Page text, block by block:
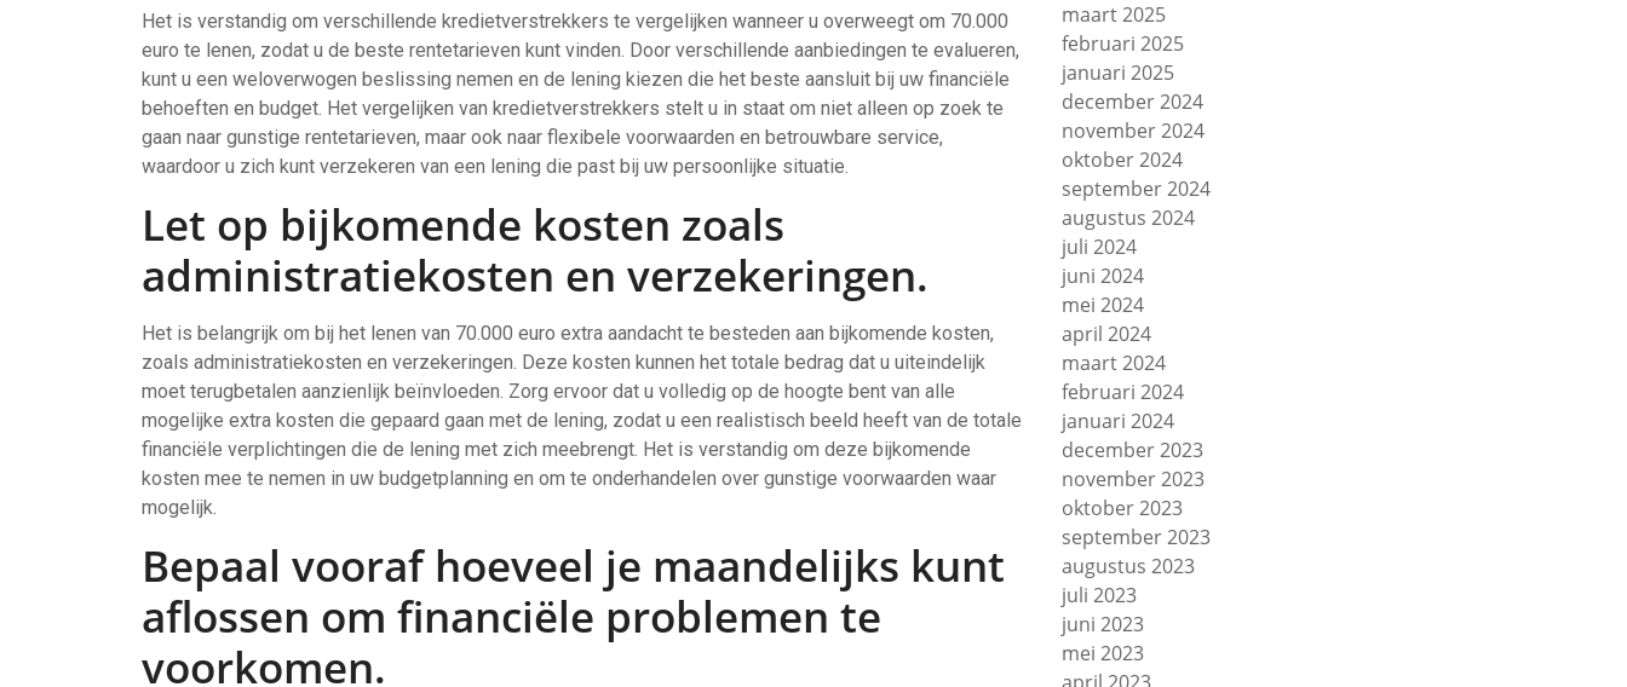
Het is verstandig om verschillende kredietverstrekkers te vergelijken wanneer u overweegt om 70.000
euro te lenen, zodat u de beste rentetarieven kunt vinden. Door verschillende aanbiedingen te evalueren,
kunt u een weloverwogen beslissing nemen en de lening kiezen die het beste aansluit bij uw financiële
behoeften en budget. Het vergelijken van kredietverstrekkers stelt u in staat om niet alleen op zoek te
gaan naar gunstige rentetarieven, maar ook naar flexibele voorwaarden en betrouwbare service,
waardoor u zich kunt verzekeren van een lening die past bij uw persoonlijke situatie.
Let op bijkomende kosten zoals
administratiekosten en verzekeringen.
Het is belangrijk om bij het lenen van 70.000 euro extra aandacht te besteden aan bijkomende kosten,
zoals administratiekosten en verzekeringen. Deze kosten kunnen het totale bedrag dat u uiteindelijk
moet terugbetalen aanzienlijk beïnvloeden. Zorg ervoor dat u volledig op de hoogte bent van alle
mogelijke extra kosten die gepaard gaan met de lening, zodat u een realistisch beeld heeft van de totale
financiële verplichtingen die de lening met zich meebrengt. Het is verstandig om deze bijkomende
kosten mee te nemen in uw budgetplanning en om te onderhandelen over gunstige voorwaarden waar
mogelijk.
Bepaal vooraf hoeveel je maandelijks kunt
aflossen om financiële problemen te
voorkomen.
maart 2025
februari 2025
januari 2025
december 2024
november 2024
oktober 2024
september 2024
augustus 2024
juli 2024
juni 2024
mei 2024
april 2024
maart 2024
februari 2024
januari 2024
december 2023
november 2023
oktober 2023
september 2023
augustus 2023
juli 2023
juni 2023
mei 2023